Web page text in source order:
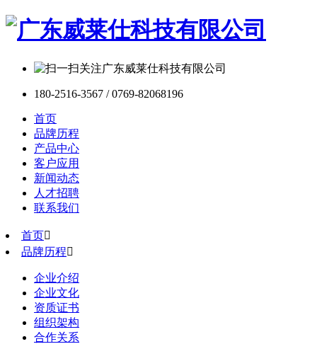
180-2516-3567 / 0769-82068196
首页
品牌历程
产品中心
客户应用
新闻动态
人才招聘
联系我们
首页
品牌历程
企业介绍
企业文化
资质证书
组织架构
合作关系